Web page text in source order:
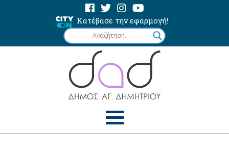
Κατέβασε την εφαρμογή!